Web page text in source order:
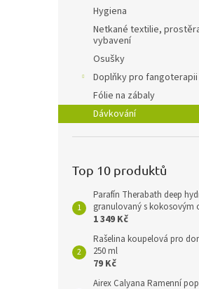
Hygiena
Netkané textilie,
vybavení
Osušky
Doplňky pro fangoterapii
Fólie na zábaly
Dávkování
Top 10 produktů
Parafín Therabath deep
granulovaný s kokosovým
1 349 Kč
Rašelina koupelová pro
250 ml
79 Kč
Airex Calyana Ramenní